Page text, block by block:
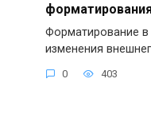
Форматирование
изменения
0 403